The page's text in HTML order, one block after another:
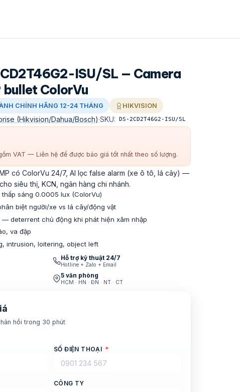
ISU/SL — Camera
bullet ColorVu
CHÍNH HÃNG 12-24 THÁNG HIKVISION
(Hikvision/Dahua/Bosch)·SKU: DS-2CD2T46G2-ISU/SL
VAT — Liên hệ để được báo giá tốt nhất theo số lượng.
có ColorVu 24/7, AI lọc false alarm (xe ô tô, lá cây) —
siêu thị, KCN, ngân hàng chi nhánh.
sáng 0.0005 lux (ColorVu)
biệt người/xe vs lá cây/động vật
— deterrent chủ động khi phát hiện xâm nhập
va đập
intrusion, loitering, object left
Hỗ trợ kỹ thuật 24/7
Hotline + Zalo + Email
5 văn phòng
HCM · HN · ĐN · NT · CT
hồi trong 30 phút
SỐ ĐIỆN THOẠI *
CÔNG TY